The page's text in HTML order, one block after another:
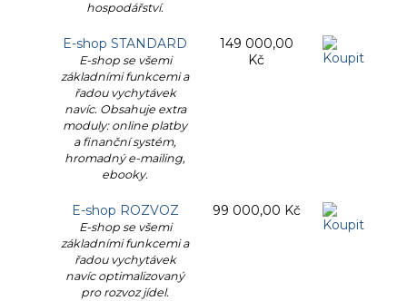
hospodářství.
E-shop STANDARD
E-shop se všemi
základními funkcemi a
řadou vychytávek
navíc. Obsahuje extra
moduly: online platby
a finanční systém,
hromadný e-mailing,
ebooky.
149 000,00
Kč
E-shop ROZVOZ
E-shop se všemi
základními funkcemi a
řadou vychytávek
navíc optimalizovaný
pro rozvoz jídel.
99 000,00 Kč